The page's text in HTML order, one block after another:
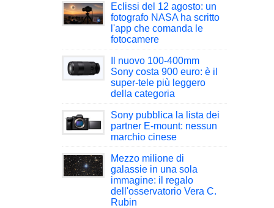
Eclissi del 12 agosto: un
fotografo NASA ha scritto
l'app che comanda le
fotocamere
Il nuovo 100-400mm
Sony costa 900 euro: è il
super-tele più leggero
della categoria
Sony pubblica la lista dei
partner E-mount: nessun
marchio cinese
Mezzo milione di
galassie in una sola
immagine: il regalo
dell'osservatorio Vera C.
Rubin